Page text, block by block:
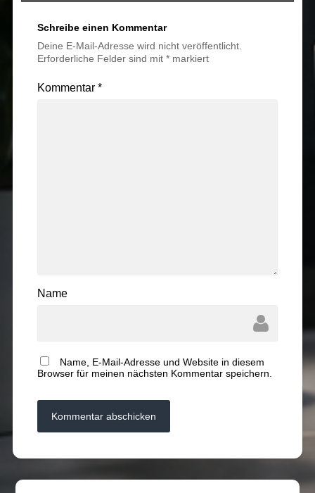
Schreibe einen Kommentar
Deine E-Mail-Adresse wird nicht veröffentlicht.
Erforderliche Felder sind mit* markiert
Kommentar*
Name
Name, E-Mail-Adresse und Website in diesem
Browser für meinen nächsten Kommentar speichern.